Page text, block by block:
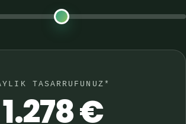
TASARRUFUNUZ*
1.278 €